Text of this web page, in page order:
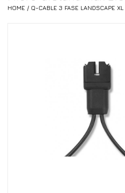
HOME / Q-CABLE 3 FASE LANDSCAPE